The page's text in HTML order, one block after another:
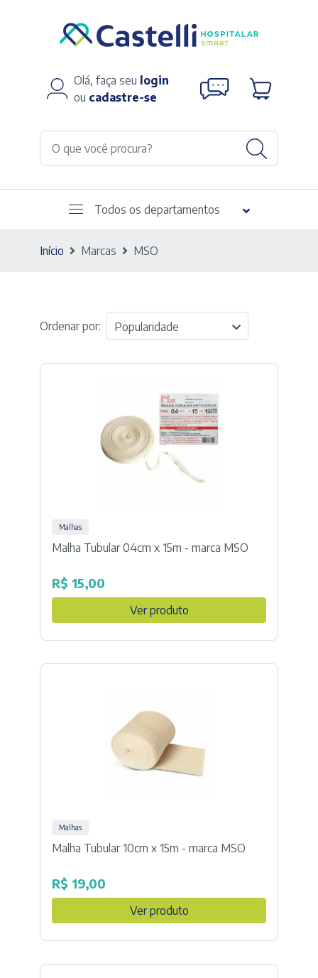
Olá, faça seu login
ou cadastre-se
Todos os departamentos
Início Marcas MSO
Ordenar por: Popularidade
Malhas
Malha Tubular 04cm x 15m - marca MSO
R$ 15,00
Ver produto
Malhas
Malha Tubular 10cm x 15m - marca MSO
R$ 19,00
Ver produto